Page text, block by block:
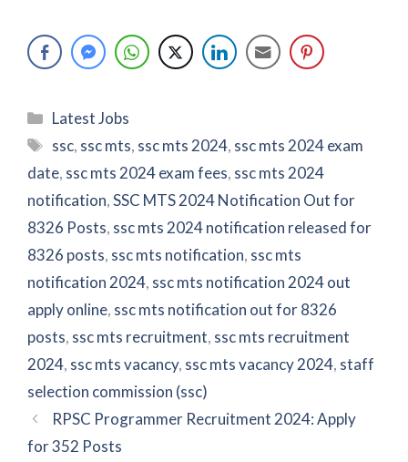
Categories
Latest Jobs
Tags
ssc, ssc mts, ssc mts 2024, ssc mts 2024 exam
date, ssc mts 2024 exam fees, ssc mts 2024
notification,SSC MTS 2024 Notification Out for
8326 Posts, ssc mts 2024 notification released for
8326 posts, ssc mts notification, ssc mts
notification 2024, ssc mts notification 2024 out
apply online, ssc mts notification out for 8326
posts, ssc mts recruitment, ssc mts recruitment
2024, ssc mts vacancy, ssc mts vacancy 2024, staff
selection commission (ssc)
RPSC Programmer Recruitment 2024: Apply
for 352 Posts